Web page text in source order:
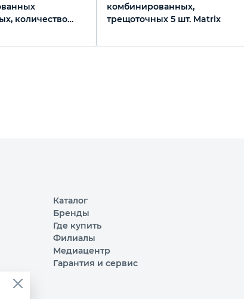
количество
комбинированных,
трещоточных 5 шт. Matrix
Каталог
Бренды
Где купить
Филиалы
Медиацентр
Гарантия и сервис